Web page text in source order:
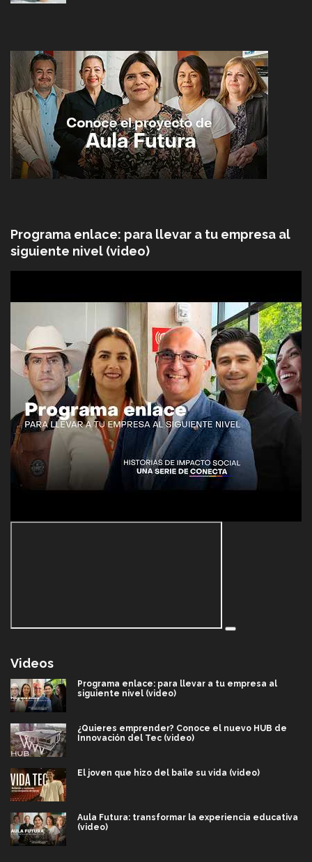
Programa enlace: para llevar a tu empresa al
siguiente nivel (video)
Videos
Programa enlace: para llevar a tu empresa al
siguiente nivel (video)
¿Quieres emprender? Conoce el nuevo HUB de
Innovación del Tec (video)
El joven que hizo del baile su vida (video)
Aula Futura: transformar la experiencia educativa
(video)